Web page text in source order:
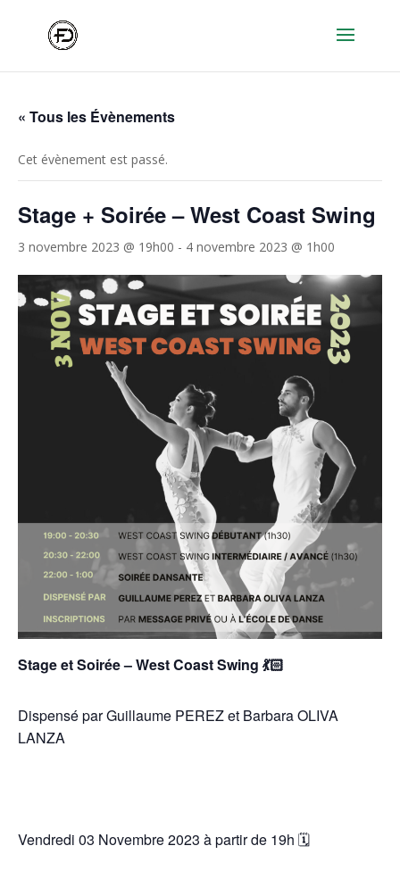
« Tous les Évènements
Cet évènement est passé.
Stage + Soirée – West Coast Swing
3 novembre 2023 @ 19h00 - 4 novembre 2023 @ 1h00
Stage et Soirée – West Coast Swing 💃🏻
Dispensé parGuillaume PEREZet Barbara OLIVA
LANZA
Vendredi 03 Novembre 2023 à partir de 19h 🗓️